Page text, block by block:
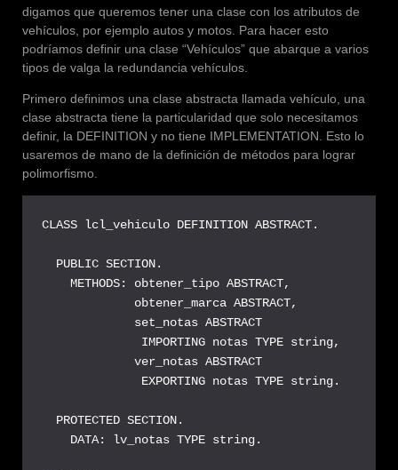
digamos que queremos tener una clase con los atributos de
vehículos, por ejemplo autos y motos. Para hacer esto
podríamos definir una clase “Vehículos” que abarque a varios
tipos de valga la redundancia vehículos.
Primero definimos una clase abstracta llamada vehículo, una
clase abstracta tiene la particularidad que solo necesitamos
definir, la DEFINITION y no tiene IMPLEMENTATION. Esto lo
usaremos de mano de la definición de métodos para lograr
polimorfismo.
CLASS lcl_vehiculo DEFINITION ABSTRACT.
    METHODS: obtener_tipo ABSTRACT,
             ver_notas ABSTRACT